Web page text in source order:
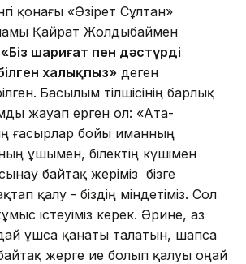
қонағы «Әзірет Сұлтан»
Қайрат Жолдыбаймен
«Біз шариғат пен дәстүрді
халықпыз» деген
Басылым тілшісінің барлық
жауап ерген ол: «Ата-
ғасырлар бойы иманның
ұшымен, білектің күшімен
байтақ жеріміз бізге
қалу - біздің міндетіміз. Сол
істеуіміз керек. Әрине, аз
ұшса қанаты талатын, шапса
жерге ие болып қалуы оңай